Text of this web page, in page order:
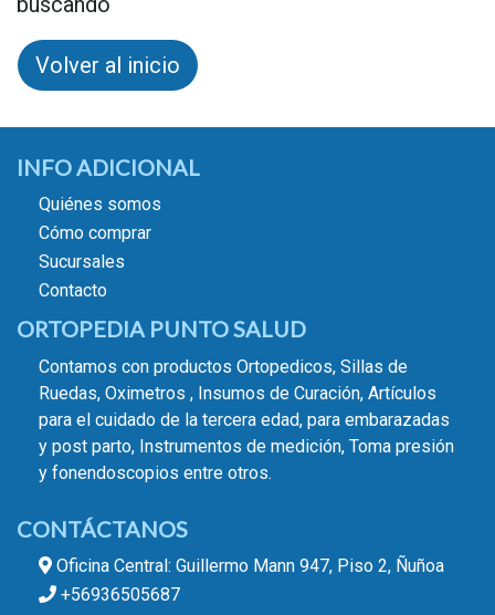
Volver al inicio
INFO ADICIONAL
Quiénes somos
Cómo comprar
Sucursales
Contacto
ORTOPEDIA PUNTO SALUD
Contamos con productos Ortopedicos, Sillas de
Ruedas, Oximetros , Insumos de Curación, Artículos
para el cuidado de la tercera edad, para embarazadas
y post parto, Instrumentos de medición, Toma presión
y fonendoscopios entre otros.
CONTÁCTANOS
Oficina Central: Guillermo Mann 947, Piso 2, Ñuñoa
+56936505687